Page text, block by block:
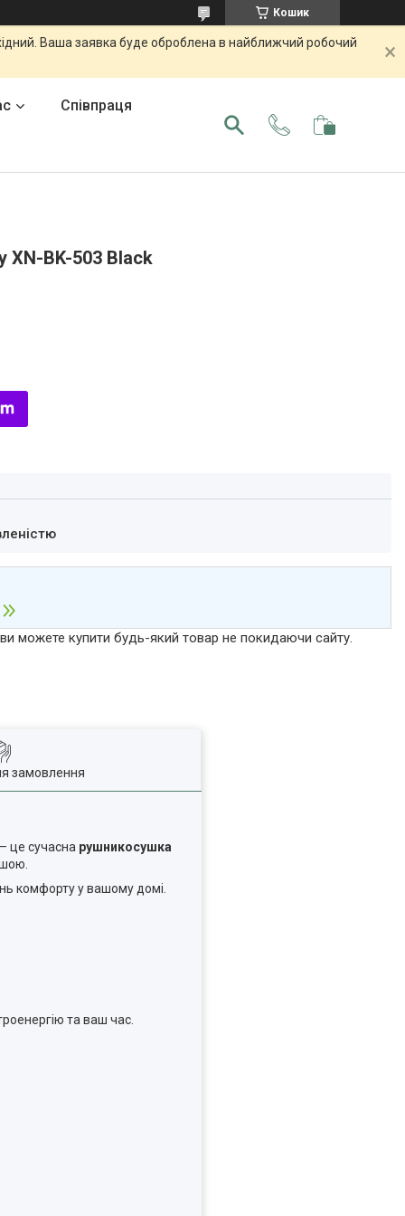
Кошик
Ваша заявка буде оброблена в найближчий робочий
Співпраця
XN-BK-503 Black
ви можете купити будь-який товар не покидаючи сайту.
замовлення
це сучасна рушникосушка
комфорту у вашому домі.
та ваш час.